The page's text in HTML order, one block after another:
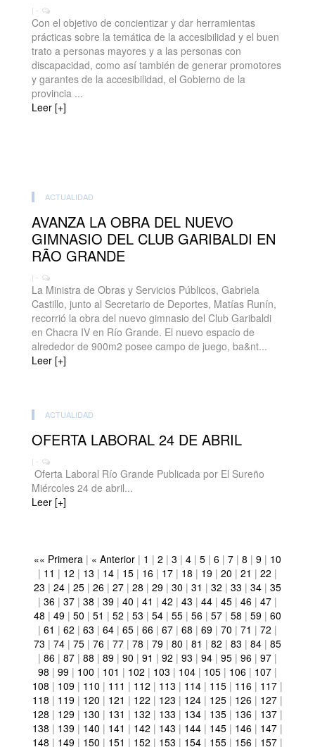
| -
Con el objetivo de concientizar y dar herramientas
prácticas sobre la temática de la accesibilidad y el buen
trato a personas mayores y a las personas con
discapacidad, como así también de generar promotores
y garantes de la accesibilidad, el Gobierno de la
provincia ...
Leer [+]
ACTUALIDAD
AVANZA LA OBRA DEL NUEVO
GIMNASIO DEL CLUB GARIBALDI EN
RÃO GRANDE
| -
La Ministra de Obras y Servicios Públicos, Gabriela
Castillo, junto al Secretario de Deportes, Matías Runín,
recorrió la obra del nuevo gimnasio del Club Garibaldi
en Chacra IV en Río Grande. El nuevo espacio de
alrededor de 900m2 posee campo de juego, ba&nt...
Leer [+]
ACTUALIDAD
OFERTA LABORAL 24 DE ABRIL
| -
Oferta Laboral Río Grande Publicada por El Sureño
Miércoles 24 de abril...
Leer [+]
«« Primera | « Anterior | 1 | 2 | 3 | 4 | 5 | 6 | 7 | 8 | 9 | 10
| 11 | 12 | 13 | 14 | 15 | 16 | 17 | 18 | 19 | 20 | 21 | 22 |
23 | 24 | 25 | 26 | 27 | 28 | 29 | 30 | 31 | 32 | 33 | 34 | 35
| 36 | 37 | 38 | 39 | 40 | 41 | 42 | 43 | 44 | 45 | 46 | 47 |
48 | 49 | 50 | 51 | 52 | 53 | 54 | 55 | 56 | 57 | 58 | 59 | 60
| 61 | 62 | 63 | 64 | 65 | 66 | 67 | 68 | 69 | 70 | 71 | 72 |
73 | 74 | 75 | 76 | 77 | 78 | 79 | 80 | 81 | 82 | 83 | 84 | 85
| 86 | 87 | 88 | 89 | 90 | 91 | 92 | 93 | 94 | 95 | 96 | 97 |
98 | 99 | 100 | 101 | 102 | 103 | 104 | 105 | 106 | 107 |
108 | 109 | 110 | 111 | 112 | 113 | 114 | 115 | 116 | 117 |
118 | 119 | 120 | 121 | 122 | 123 | 124 | 125 | 126 | 127 |
128 | 129 | 130 | 131 | 132 | 133 | 134 | 135 | 136 | 137 |
138 | 139 | 140 | 141 | 142 | 143 | 144 | 145 | 146 | 147 |
148 | 149 | 150 | 151 | 152 | 153 | 154 | 155 | 156 | 157 |